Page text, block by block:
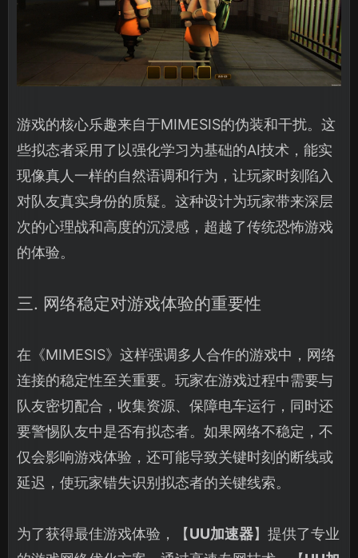
游戏的核心乐趣来自于MIMESIS的伪装和干扰。这
些拟态者采用了以强化学习为基础的AI技术，能实
现像真人一样的自然语调和行为，让玩家时刻陷入
对队友真实身份的质疑。这种设计为玩家带来深层
次的心理战和高度的沉浸感，超越了传统恐怖游戏
的体验。
三. 网络稳定对游戏体验的重要性
在《MIMESIS》这样强调多人合作的游戏中，网络
连接的稳定性至关重要。玩家在游戏过程中需要与
队友密切配合，收集资源、保障电车运行，同时还
要警惕队友中是否有拟态者。如果网络不稳定，不
仅会影响游戏体验，还可能导致关键时刻的断线或
延迟，使玩家错失识别拟态者的关键线索。
为了获得最佳游戏体验，【UU加速器】提供了专业